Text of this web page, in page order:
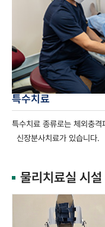
특수치료
특수치료 종류로는 체외충
신장분사치료가 있습니다.
물리치료실 시설